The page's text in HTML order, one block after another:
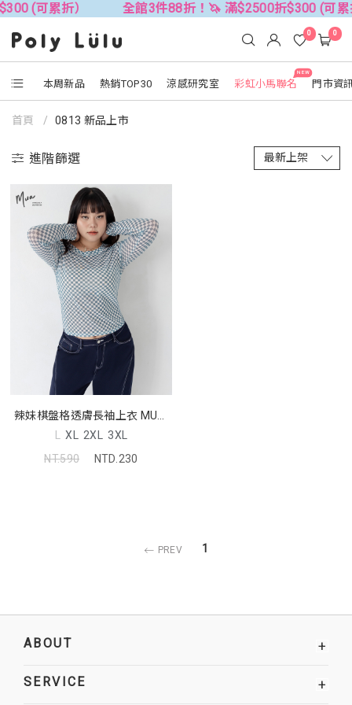
(可累折） 全館3件88折！🦄 滿$2500折$300 (可累
本周新品 熱銷TOP30 涼感研究室
NEW
彩虹小馬聯名 門市資
0 0
首頁 0813 新品上市
進階篩選
辣妹棋盤格透膚長袖上衣 MUA!
中大尺碼上衣
L XL 2XL 3XL
NT.590
NTD.230
PREV 1
ABOUT +
SERVICE +